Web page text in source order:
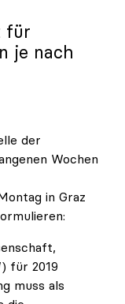
für
je nach
der
Wochen
in Graz
für 2019
muss als